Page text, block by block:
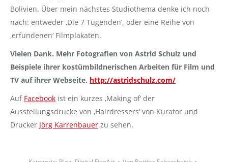
Bolivien. Über mein nächstes Studiothema denke ich noch
nach: entweder ‚Die 7 Tugenden‘, oder eine Reihe von
‚erfundenen‘ Filmplakaten.
Vielen Dank. Mehr Fotografien von Astrid Schulz und
Beispiele ihrer kostümbildnerischen Arbeiten für Film und
TV auf ihrer Webseite. http://astridschulz.com/
Auf Facebook ist ein kurzes ‚Making of‘ der
Ausstellungsdrucke von ‚Hairdressers‘ von Kurator und
Drucker Jörg Karrenbauer zu sehen.